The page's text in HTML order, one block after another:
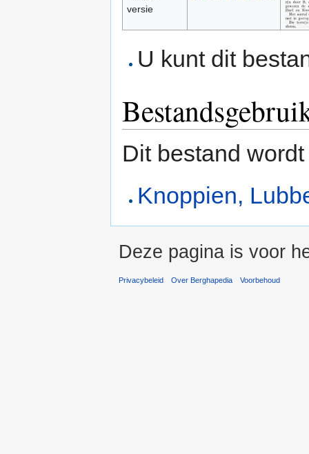
versie
U kunt dit
Dit bestand
Knoppien,
Deze pagina is voor
Privacybeleid Over Berghapedia Voorbehoud